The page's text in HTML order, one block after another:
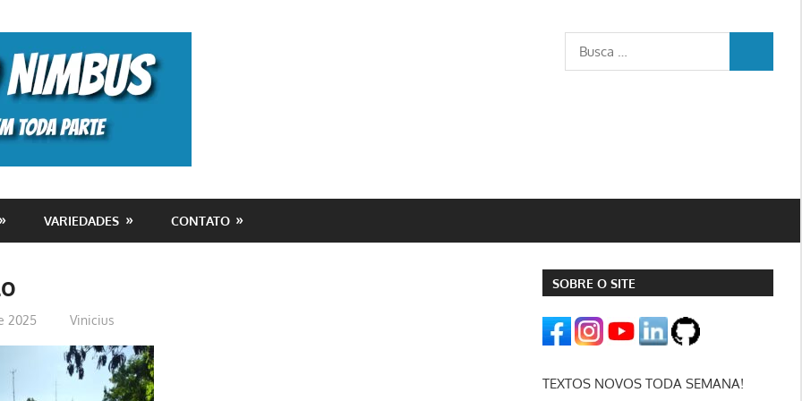
Busca
para:
VARIEDADES CONTATO
2025 Vinicius
SOBRE O SITE
TEXTOS NOVOS TODA SEMANA!